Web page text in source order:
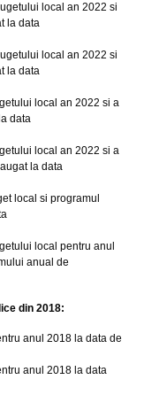
local an 2022 si
la data
local an 2022 si
la data
local an 2022 si a
data
local an 2022 si a
la data
local si programul
local pentru anul
anual de
din 2018:
anul 2018 la data de
anul 2018 la data